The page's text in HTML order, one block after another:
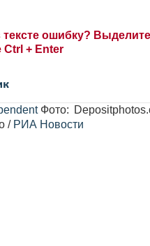
ошибку?
Ctrl + Enter
Фото:
/ РИА Новости